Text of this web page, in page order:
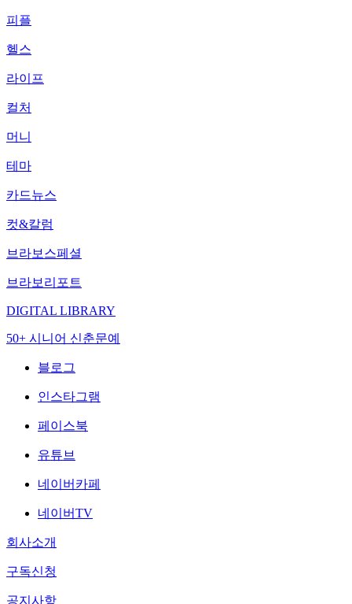
피플
헬스
라이프
컬처
머니
테마
카드뉴스
컷&칼럼
브라보스페셜
브라보리포트
DIGITAL LIBRARY
50+ 시니어 신춘문예
블로그
인스타그램
페이스북
유튜브
네이버카페
네이버TV
회사소개
구독신청
공지사항